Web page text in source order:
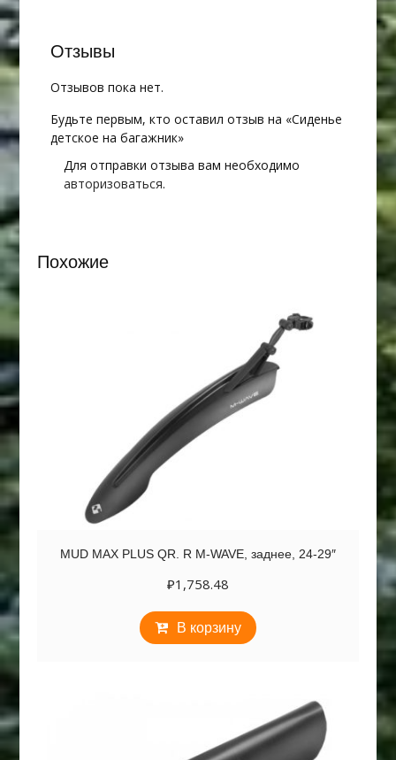
Отзывы
Отзывов пока нет.
Будьте первым, кто оставил отзыв на «Сиденье
детское на багажник»
Для отправки отзыва вам необходимо
авторизоваться.
Похожие
MUD MAX PLUS QR. R M-WAVE, заднее, 24-29″
₽1,758.48
В корзину